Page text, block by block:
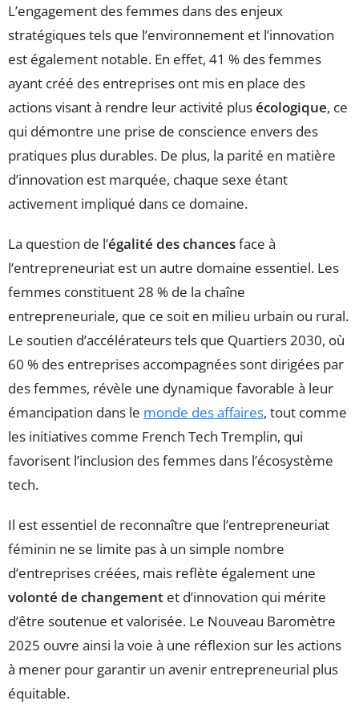
L’engagement des femmes dans des enjeux
stratégiques tels que l’environnement et l’innovation
est également notable. En effet, 41 % des femmes
ayant créé des entreprises ont mis en place des
actions visant à rendre leur activité plusécologique, ce
qui démontre une prise de conscience envers des
pratiques plus durables. De plus, la parité en matière
d’innovation est marquée, chaque sexe étant
activement impliqué dans ce domaine.
La question de l’égalité des chancesface à
l’entrepreneuriat est un autre domaine essentiel. Les
femmes constituent 28 % de la chaîne
entrepreneuriale, que ce soit en milieu urbain ou rural.
Le soutien d’accélérateurs tels que Quartiers 2030, où
60 % des entreprises accompagnées sont dirigées par
des femmes, révèle une dynamique favorable à leur
émancipation dans le monde des affaires, tout comme
les initiatives comme French Tech Tremplin, qui
favorisent l’inclusion des femmes dans l’écosystème
tech.
Il est essentiel de reconnaître que l’entrepreneuriat
féminin ne se limite pas à un simple nombre
d’entreprises créées, mais reflète également une
volonté de changement et d’innovation qui mérite
d’être soutenue et valorisée. Le Nouveau Baromètre
2025 ouvre ainsi la voie à une réflexion sur les actions
à mener pour garantir un avenir entrepreneurial plus
équitable.